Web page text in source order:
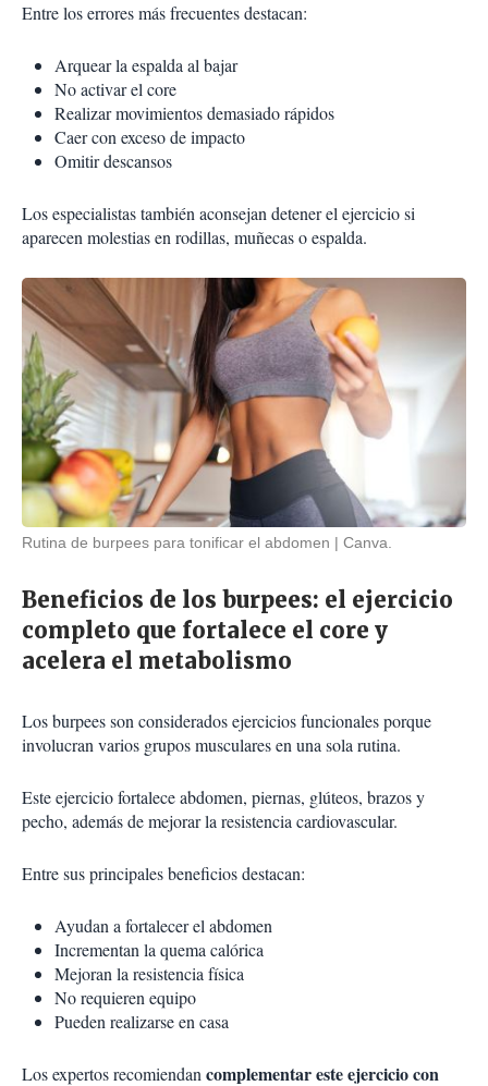
Entre los errores más frecuentes destacan:
Arquear la espalda al bajar
No activar el core
Realizar movimientos demasiado rápidos
Caer con exceso de impacto
Omitir descansos
Los especialistas también aconsejan detener el ejercicio si
aparecen molestias en rodillas, muñecas o espalda.
Rutina de burpees para tonificar el abdomen Canva.
Beneficios de los burpees: el ejercicio
completo que fortalece el core y
acelera el metabolismo
Los burpees son considerados ejercicios funcionales porque
involucran varios grupos musculares en una sola rutina.
Este ejercicio fortalece abdomen, piernas, glúteos, brazos y
pecho, además de mejorar la resistencia cardiovascular.
Entre sus principales beneficios destacan:
Ayudan a fortalecer el abdomen
Incrementan la quema calórica
Mejoran la resistencia física
No requieren equipo
Pueden realizarse en casa
Los expertos recomiendancomplementar este ejercicio con